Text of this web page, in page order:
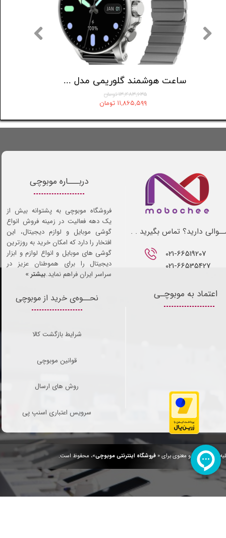
ساعت هوشمند شیائومی مدل Redmi Watch 5 Active
حقوق مادی و معنوی برای «فروشگاه اینترنتی موبوچی»، محفوظ است.
021-66519207​​​​​​​
021-66535427
دارید؟ تماس بگیرید . .
نحــوه‌ی خرید از موبوچی
شرایط بازگشت کالا
قوانین موبوچی
روش های ارسال
سرویس اعتباری اسنپ پی
اعتماد به موبوچـی
دربـــاره موبوچی
فروشگاه موبوچی به پشتوانه بیش از
یک دهه فعالیت در زمینه فروش انواع
گوشی موبایل و لوازم دیجیتال، این
افتخار را دارد که امکان خرید به روزترین
گوشی های موبایل و انواع لوازم و ابزار
دیجیتال را برای هموطنان عزیز در
سراسر ایران فراهم نماید.بیشتر »